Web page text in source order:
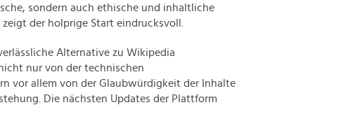
sondern auch ethische und inhaltliche
der holprige Start eindrucksvoll.
Alternative zu Wikipedia
nur von der technischen
vor allem von der Glaubwürdigkeit der Inhalte
Die nächsten Updates der Plattform